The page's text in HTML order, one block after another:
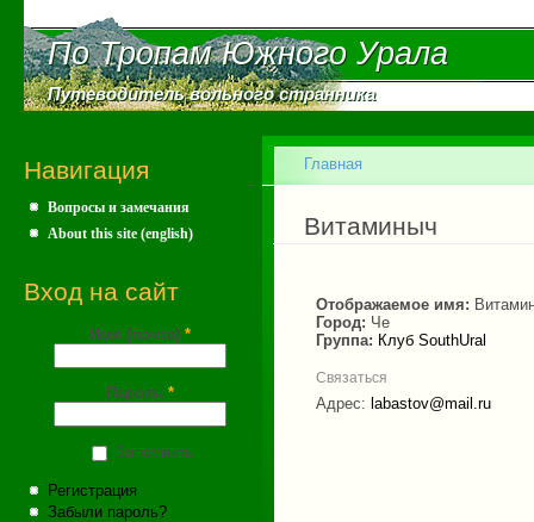
По Тропам Южного Урала
По Тропам Южного Урала
Путеводитель вольного странника
Путеводитель вольного странника
Навигация
Вопросы и замечания
About this site (english)
Вход на сайт
Имя (почта) *
Пароль *
Запомнить
Регистрация
Забыли пароль?
Вы здесь
Главная
Витаминыч
Отображаемое имя:
Город: Че
Группа: Клуб SouthUral
Связаться
Адрес: labastov@mail.ru